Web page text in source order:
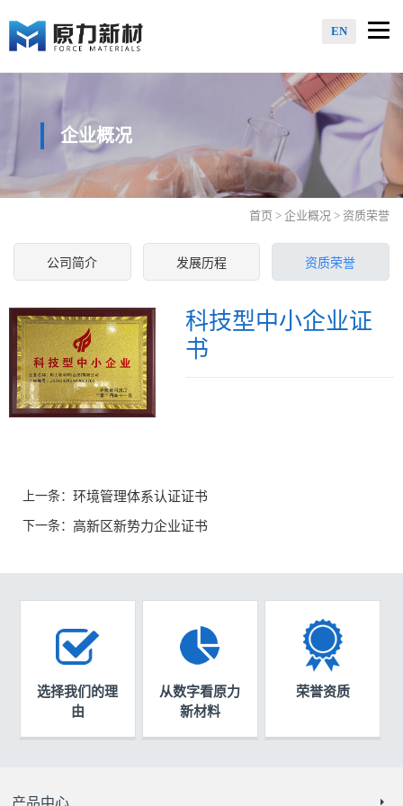
EN
企业概况
首页 > 企业概况 > 资质荣誉
公司简介 发展历程 资质荣誉
科技型中小企业证
书
上一条： 环境管理体系认证证书
下一条： 高新区新势力企业证书
选择我们的理
由
从数字看原力
新材料
荣誉资质
产品中心